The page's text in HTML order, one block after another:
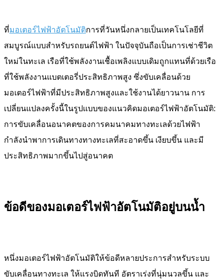
ที่มอเตอร์ไฟฟ้าอัตโนมัติการที่วันหนึ่งกลายเป็นเทคโนโลยีที่
สมบูรณ์แบบสำหรับรถยนต์ไฟฟ้า ในปัจจุบันถือเป็นการเช่าชีวิต
ใหม่ในทะเล เรือที่ใช้พลังงานเชื้อเพลิงแบบเดิมถูกแทนที่ด้วยเรือ
ที่ใช้พลังงานแบตเตอรี่ประสิทธิภาพสูง ซึ่งขับเคลื่อนด้วย
มอเตอร์ไฟฟ้าที่มีประสิทธิภาพสูงและใช้งานได้ยาวนาน การ
เปลี่ยนแปลงครั้งนี้ในรูปแบบของแนวคิดมอเตอร์ไฟฟ้าอัตโนมัติ:
การขับเคลื่อนอนาคตของการคมนาคมทางทะเลด้วยไฟฟ้า
กำลังนำพาการเดินทางทางทะเลที่สะอาดขึ้น เงียบขึ้น และมี
ประสิทธิภาพมากขึ้นไปสู่อนาคต
ข้อดีของมอเตอร์ไฟฟ้าอัตโนมัติอยู่บนน้ำ
หนึ่งมอเตอร์ไฟฟ้าอัตโนมัติให้ข้อดีหลายประการสำหรับระบบ
ขับเคลื่อนทางทะเล ให้แรงบิดทันที อัตราเร่งที่นุ่มนวลขึ้น และ